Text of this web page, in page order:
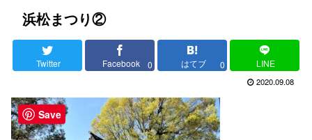
浜松まつり②
Twitter Facebook 0 はてブ 0 LINE
2020.09.08
Save